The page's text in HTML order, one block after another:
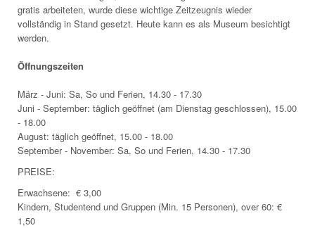
gratis arbeiteten, wurde diese wichtige Zeitzeugnis wieder
vollständig in Stand gesetzt. Heute kann es als Museum besichtigt
werden.
Öffnungszeiten
März - Juni: Sa, So und Ferien, 14.30 - 17.30
Juni - September: täglich geöffnet (am Dienstag geschlossen), 15.00
- 18.00
August: täglich geöffnet, 15.00 - 18.00
September - November: Sa, So und Ferien, 14.30 - 17.30
PREISE:
Erwachsene: € 3,00
Kindern, Studentend und Gruppen (Min. 15 Personen), over 60: €
1,50